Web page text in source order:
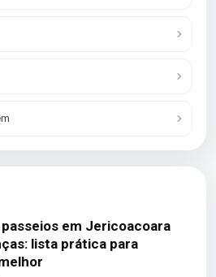
em Jericoacoara
lista prática para